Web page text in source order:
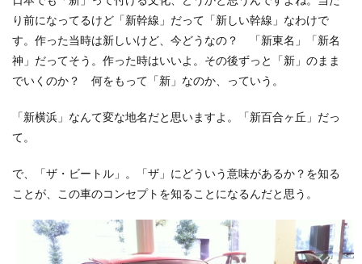
り前になってるけど「新幹線」だって「新しい幹線」なわけで
す。作った当時は新しいけど、今どうなの？ 「新東名」「新名
神」だってそう。作った時はいいよ。その後ずっと「新」のまま
でいくのか？ 何をもって「新」なのか、っていう。
「新横浜」なんて変な地名だと思いますよ。「新百合ヶ丘」だっ
て。
で、「ザ・ビートル」。「ザ」にどういう意味があるか？を知る
ことが、この車のコンセプトを知ることになるんだと思う。